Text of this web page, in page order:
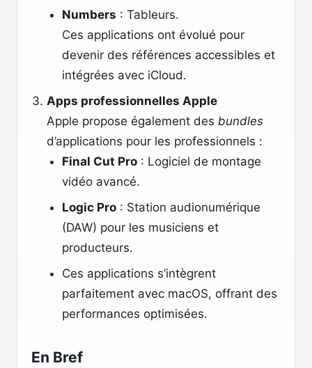
Numbers : Tableurs.
Ces applications ont évolué pour
devenir des références accessibles et
intégrées avec iCloud.
Apps professionnelles Apple
Apple propose également des bundles
d’applications pour les professionnels :
Final Cut Pro : Logiciel de montage
vidéo avancé.
Logic Pro : Station audionumérique
(DAW) pour les musiciens et
producteurs.
Ces applications s’intègrent
parfaitement avec macOS, offrant des
performances optimisées.
En Bref